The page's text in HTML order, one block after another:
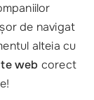
de navigat
alteia cu
web corect